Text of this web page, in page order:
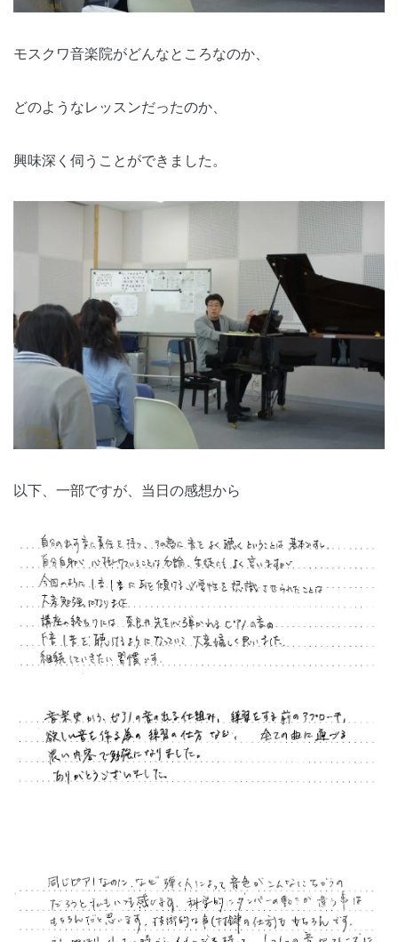
モスクワ音楽院がどんなところなのか、
どのようなレッスンだったのか、
興味深く伺うことができました。
以下、一部ですが、当日の感想から